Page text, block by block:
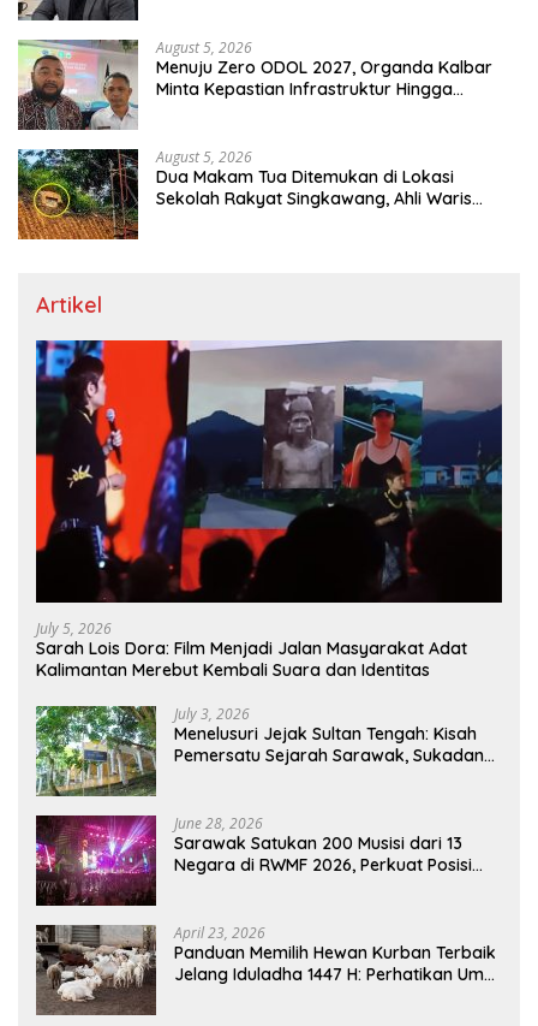
August 5, 2026
Menuju Zero ODOL 2027, Organda Kalbar
Minta Kepastian Infrastruktur Hingga
August 5, 2026
Dua Makam Tua Ditemukan di Lokasi
Sekolah Rakyat Singkawang, Ahli Waris
Artikel
July 5, 2026
Sarah Lois Dora: Film Menjadi Jalan Masyarakat Adat
Kalimantan Merebut Kembali Suara dan Identitas
July 3, 2026
Menelusuri Jejak Sultan Tengah: Kisah
Pemersatu Sejarah Sarawak, Sukadana,
June 28, 2026
Sarawak Satukan 200 Musisi dari 13
Negara di RWMF 2026, Perkuat Posisi
April 23, 2026
Panduan Memilih Hewan Kurban Terbaik
Jelang Iduladha 1447 H: Perhatikan Umur